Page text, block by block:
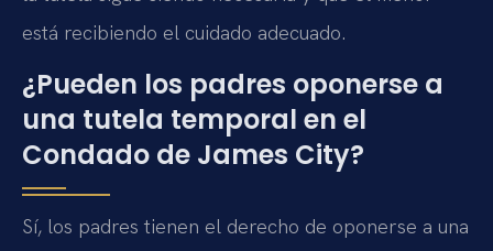
está recibiendo el cuidado adecuado.
¿Pueden los padres oponerse a
una tutela temporal en el
Condado de James City?
Sí, los padres tienen el derecho de oponerse a una